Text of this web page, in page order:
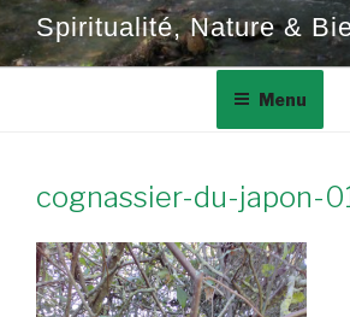
Spiritualité, Nature &
Menu
cognassier-du-japon-